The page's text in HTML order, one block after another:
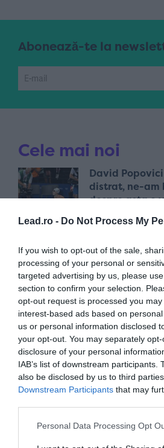
Lead.ro - Do Not Process My
If you wish to opt-out of the sale,
processing of your personal or
targeted advertising by us, please
section to confirm your selection.
opt-out request is processed you
interest-based ads based on
us or personal information disclosed
your opt-out. You may separately
disclosure of your personal
IAB’s list of downstream participants.
also be disclosed by us to third
Downstream Participants that may
Personal Data Processing Opt
Abonează-te la
Cele mai noi
David
distrat, ne-am
despre asta e
despre a face
voi face tot
acum 2 ani
„Data viitoare
viitoare e azi.
e campion
acum 2 ani
„Doar dacă
zero, egală cu
obține alte